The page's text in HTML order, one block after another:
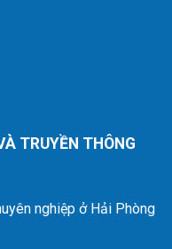
TRUYỀN THÔNG
nghiệp ở Hải Phòng